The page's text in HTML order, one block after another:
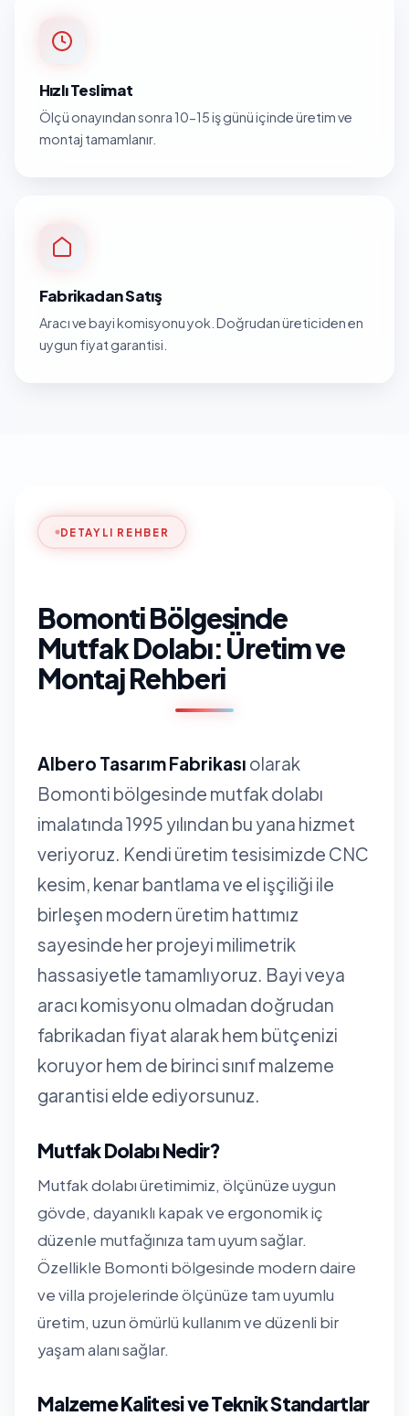
Hızlı Teslimat
Ölçü onayından sonra 10-15 iş günü içinde üretim ve
montaj tamamlanır.
Fabrikadan Satış
Aracı ve bayi komisyonu yok. Doğrudan üreticiden en
uygun fiyat garantisi.
DETAYLI REHBER
Bomonti Bölgesinde
Mutfak Dolabı: Üretim ve
Montaj Rehberi
Albero Tasarım Fabrikası olarak
Bomonti bölgesinde mutfak dolabı
imalatında 1995 yılından bu yana hizmet
veriyoruz. Kendi üretim tesisimizde CNC
kesim, kenar bantlama ve el işçiliği ile
birleşen modern üretim hattımız
sayesinde her projeyi milimetrik
hassasiyetle tamamlıyoruz. Bayi veya
aracı komisyonu olmadan doğrudan
fabrikadan fiyat alarak hem bütçenizi
koruyor hem de birinci sınıf malzeme
garantisi elde ediyorsunuz.
Mutfak Dolabı Nedir?
Mutfak dolabı üretimimiz, ölçünüze uygun
gövde, dayanıklı kapak ve ergonomik iç
düzenle mutfağınıza tam uyum sağlar.
Özellikle Bomonti bölgesinde modern daire
ve villa projelerinde ölçünüze tam uyumlu
üretim, uzun ömürlü kullanım ve düzenli bir
yaşam alanı sağlar.
Malzeme Kalitesi ve Teknik Standartlar